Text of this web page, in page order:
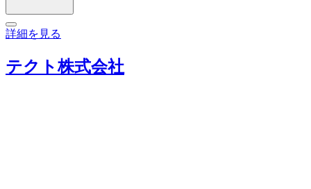
詳細を見る
テクト株式会社